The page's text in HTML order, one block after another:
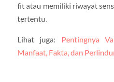
fit atau memiliki riwayat
tertentu.
Lihat juga: Pentingnya
Manfaat, Fakta, dan